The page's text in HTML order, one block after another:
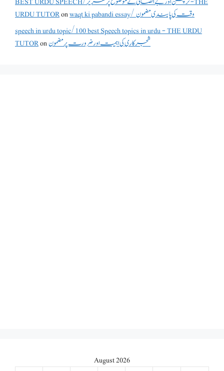
URDU TUTORon
waqt ki pabandi essay/ وقت کی پابندی مضمون
speech in urdu topic/100 best Speech topics in urdu - THE URDU
TUTORonشجرکاری کی اہمیت اور ضرورت پر مضمون
August 2026